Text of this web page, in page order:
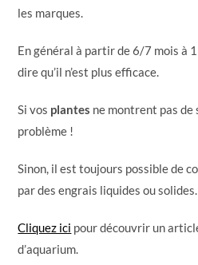
les marques.
En général à partir de 6/7 mois à
dire qu’il n’est plus efficace.
Si vos plantes ne montrent pas de
problème !
Sinon, il est toujours possible de
par des engrais liquides ou solides.
Cliquez ici pour découvrir un
d’aquarium.